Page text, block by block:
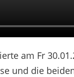
am Fr
und die